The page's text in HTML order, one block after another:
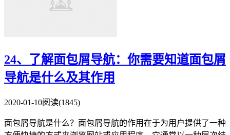
24、了解面包屑导航：你需要知道面包屑
导航是什么及其作用
2020-01-10阅读(1845)
面包屑导航是什么？面包屑导航的作用在于为用户提供了一种